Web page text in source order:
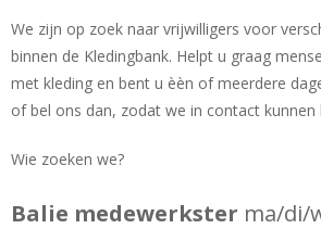
We zijn op zoek naar vrijwilligers voor
binnen de Kledingbank. Helpt u graag
met kleding en bent u èèn of meerdere
of bel ons dan, zodat we in contact
Wie zoeken we?
Balie medewerkster ma/di/